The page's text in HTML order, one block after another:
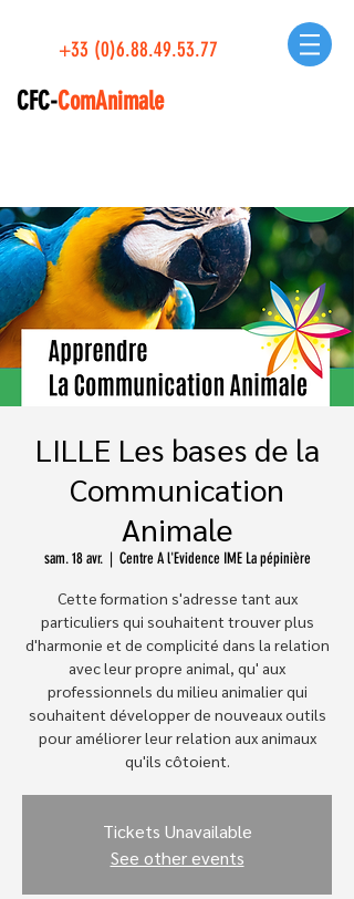
+33 (0)6.88.49.53.77
CFC-ComAnimale
LILLE Les bases de la
Communication
Animale
sam. 18 avr.
  |
Centre A l'Evidence IME La pépinière
Cette formation s'adresse tant aux
particuliers qui souhaitent trouver plus
d'harmonie et de complicité dans la relation
avec leur propre animal, qu' aux
professionnels du milieu animalier qui
souhaitent développer de nouveaux outils
pour améliorer leur relation aux animaux
qu'ils côtoient.
Tickets Unavailable
See other events